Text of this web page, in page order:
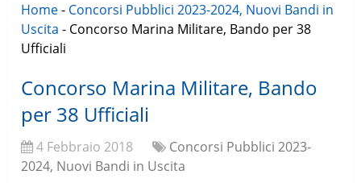
Home- Concorsi Pubblici 2023-2024, Nuovi Bandi in
Uscita - Concorso Marina Militare, Bando per 38
Ufficiali
Concorso Marina Militare, Bando
per 38 Ufficiali
4 Febbraio 2018
Concorsi Pubblici 2023-
2024, Nuovi Bandi in Uscita